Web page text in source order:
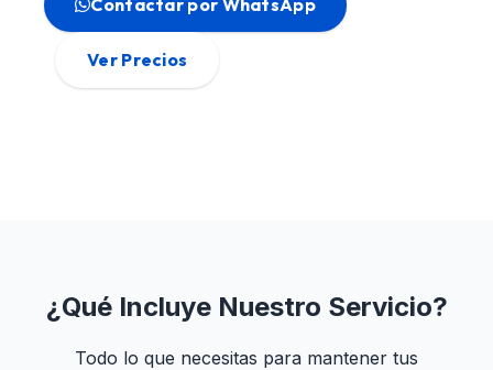
Ver Precios
¿Qué Incluye Nuestro Servicio?
Todo lo que necesitas para mantener tus